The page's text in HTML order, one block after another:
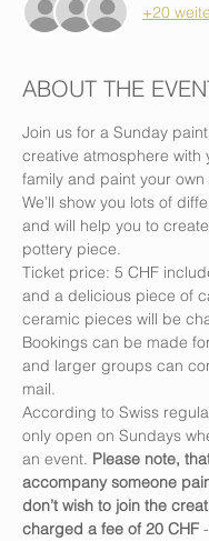
+20
ABOUT THE
Join us for a Sunday
creative atmosphere with
family and paint your
We’ll show you lots of
and will help you to
pottery piece.
Ticket price: 5 CHF
and a delicious piece of
ceramic pieces will be
Bookings can be made
and larger groups can
mail.
According to Swiss
only open on Sundays
an event. Please note,
accompany someone
don’t wish to join the
charged a fee of 20 CHF